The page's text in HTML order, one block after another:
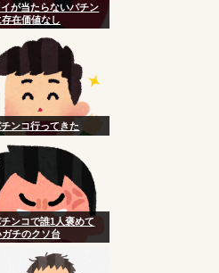
イが当たらないパチン
存在価値なし
ンコ行ってきた
ンコで誰1人褒めて
ガチのクソ台